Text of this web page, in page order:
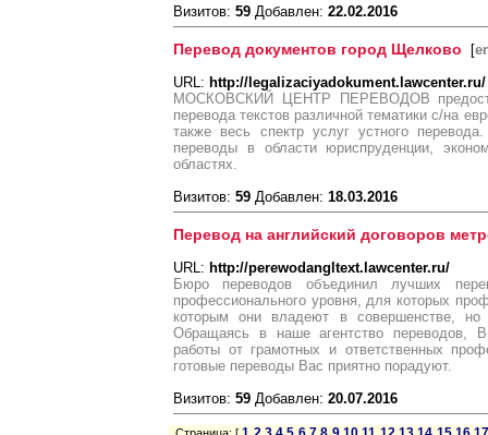
Визитов: 59 Добавлен: 22.02.2016
Перевод документов город Щелково [
URL: http://legalizaciyadokument.lawcenter.ru/
МОСКОВСКИЙ ЦЕНТР ПЕРЕВОДОВ
перевода текстов различной тематики с/на
также весь спектр услуг устного
переводы в области юриспруденции,
областях.
Визитов: 59 Добавлен: 18.03.2016
Перевод на английский договоров
URL: http://perewodangltext.lawcenter.ru/
Бюро переводов объединил лучших
профессионального уровня, для которых
которым они владеют в совершенстве, но
Обращаясь в наше агентство переводов,
работы от грамотных и ответственных
готовые переводы Вас приятно порадуют.
Визитов: 59 Добавлен: 20.07.2016